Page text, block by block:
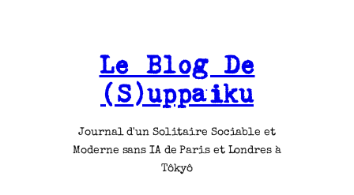
Le Blog De
(S)uppaiku
Journal d'un Solitaire Sociable et
Moderne sans IA de Paris et Londres à
Tôkyô